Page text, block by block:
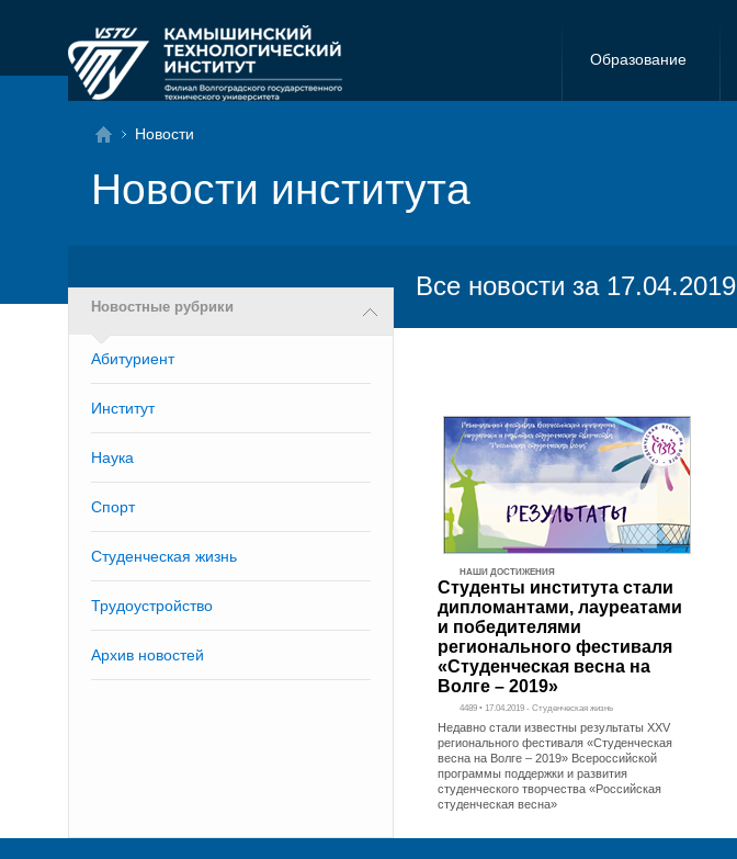
Образование
Новости
Новости института
Новостные рубрики
Абитуриент
Институт
Наука
Спорт
Студенческая жизнь
Трудоустройство
Архив новостей
Все новости за 17.04.2019
НАШИ ДОСТИЖЕНИЯ
Студенты института стали
дипломантами, лауреатами
и победителями
регионального фестиваля
«Студенческая весна на
Волге – 2019»
4489 • 17.04.2019 - Студенческая жизнь
Недавно стали известны результаты XXV
регионального фестиваля «Студенческая
весна на Волге – 2019» Всероссийской
программы поддержки и развития
студенческого творчества «Российская
студенческая весна»